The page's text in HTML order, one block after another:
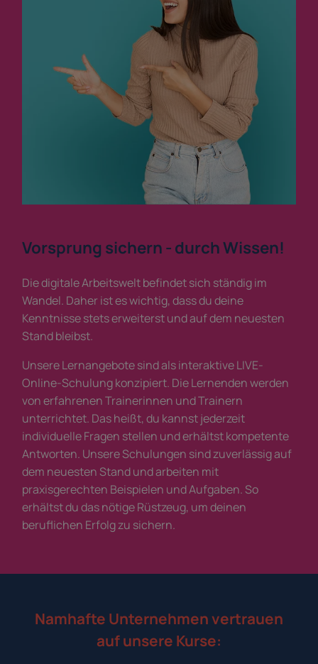
Vorsprung sichern - durch Wissen!
Die digitale Arbeitswelt befindet sich ständig im
Wandel. Daher ist es wichtig, dass du deine
Kenntnisse stets erweiterst und auf dem neuesten
Stand bleibst.
Unsere Lernangebote sind als interaktive LIVE-
Online-Schulung konzipiert. Die Lernenden werden
von erfahrenen Trainerinnen und Trainern
unterrichtet. Das heißt, du kannst jederzeit
individuelle Fragen stellen und erhältst kompetente
Antworten. Unsere Schulungen sind zuverlässig auf
dem neuesten Stand und arbeiten mit
praxisgerechten Beispielen und Aufgaben. So
erhältst du das nötige Rüstzeug, um deinen
beruflichen Erfolg zu sichern.
Namhafte Unternehmen vertrauen
auf unsere Kurse: